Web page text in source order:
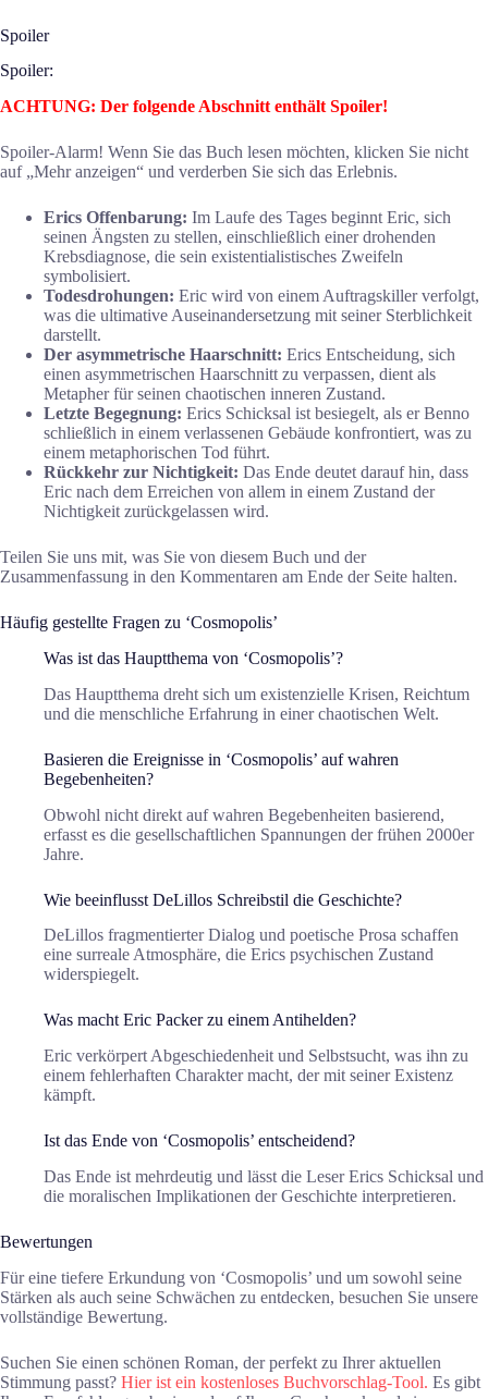
Spoiler
Spoiler:
ACHTUNG: Der folgende Abschnitt enthält Spoiler!
Spoiler-Alarm! Wenn Sie das Buch lesen möchten, klicken Sie nicht
auf „Mehr anzeigen“ und verderben Sie sich das Erlebnis.
Erics Offenbarung: Im Laufe des Tages beginnt Eric, sich
seinen Ängsten zu stellen, einschließlich einer drohenden
Krebsdiagnose, die sein existentialistisches Zweifeln
symbolisiert.
Todesdrohungen: Eric wird von einem Auftragskiller verfolgt,
was die ultimative Auseinandersetzung mit seiner Sterblichkeit
darstellt.
Der asymmetrische Haarschnitt: Erics Entscheidung, sich
einen asymmetrischen Haarschnitt zu verpassen, dient als
Metapher für seinen chaotischen inneren Zustand.
Letzte Begegnung: Erics Schicksal ist besiegelt, als er Benno
schließlich in einem verlassenen Gebäude konfrontiert, was zu
einem metaphorischen Tod führt.
Rückkehr zur Nichtigkeit: Das Ende deutet darauf hin, dass
Eric nach dem Erreichen von allem in einem Zustand der
Nichtigkeit zurückgelassen wird.
Teilen Sie uns mit, was Sie von diesem Buch und der
Zusammenfassung in den Kommentaren am Ende der Seite halten.
Häufig gestellte Fragen zu ‘Cosmopolis’
Was ist das Hauptthema von ‘Cosmopolis’?
Das Hauptthema dreht sich um existenzielle Krisen, Reichtum
und die menschliche Erfahrung in einer chaotischen Welt.
Basieren die Ereignisse in ‘Cosmopolis’ auf wahren
Begebenheiten?
Obwohl nicht direkt auf wahren Begebenheiten basierend,
erfasst es die gesellschaftlichen Spannungen der frühen 2000er
Jahre.
Wie beeinflusst DeLillos Schreibstil die Geschichte?
DeLillos fragmentierter Dialog und poetische Prosa schaffen
eine surreale Atmosphäre, die Erics psychischen Zustand
widerspiegelt.
Was macht Eric Packer zu einem Antihelden?
Eric verkörpert Abgeschiedenheit und Selbstsucht, was ihn zu
einem fehlerhaften Charakter macht, der mit seiner Existenz
kämpft.
Ist das Ende von ‘Cosmopolis’ entscheidend?
Das Ende ist mehrdeutig und lässt die Leser Erics Schicksal und
die moralischen Implikationen der Geschichte interpretieren.
Bewertungen
Für eine tiefere Erkundung von ‘Cosmopolis’ und um sowohl seine
Stärken als auch seine Schwächen zu entdecken, besuchen Sie unsere
vollständige Bewertung.
Suchen Sie einen schönen Roman, der perfekt zu Ihrer aktuellen
Stimmung passt? Hier ist ein kostenloses Buchvorschlag-Tool. Es gibt